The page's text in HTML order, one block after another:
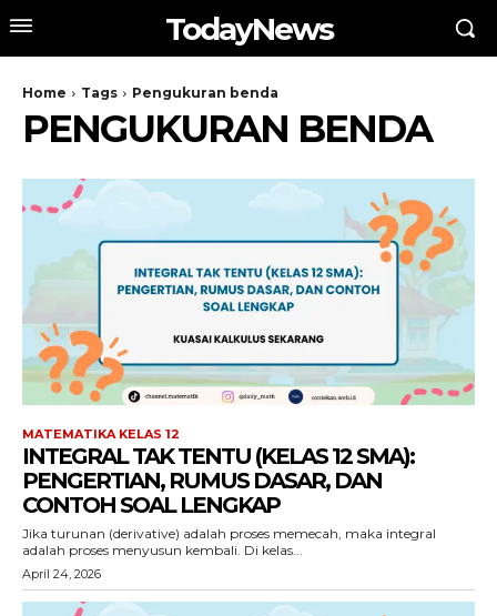
TodayNews
Home Tags Pengukuran benda
PENGUKURAN BENDA
MATEMATIKA KELAS 12
INTEGRAL TAK TENTU (KELAS 12 SMA):
PENGERTIAN, RUMUS DASAR, DAN
CONTOH SOAL LENGKAP
Jika turunan (derivative) adalah proses memecah, maka integral
adalah proses menyusun kembali. Di kelas...
April 24, 2026